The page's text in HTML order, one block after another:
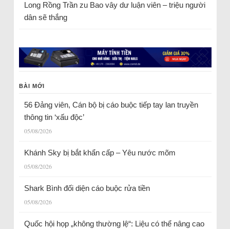
Long Rồng Trầnzu Bao vây dư luận viên – triệu người
dân sẽ thắng
BÀI MỚI
56 Đảng viên, Cán bộ bị cáo buộc tiếp tay lan truyền
thông tin ‘xấu độc’
05/08/2026
Khánh Sky bị bắt khẩn cấp – Yêu nước mõm
05/08/2026
Shark Bình đối diện cáo buộc rửa tiền
05/08/2026
Quốc hội họp „không thường lệ“: Liệu có thể nâng cao